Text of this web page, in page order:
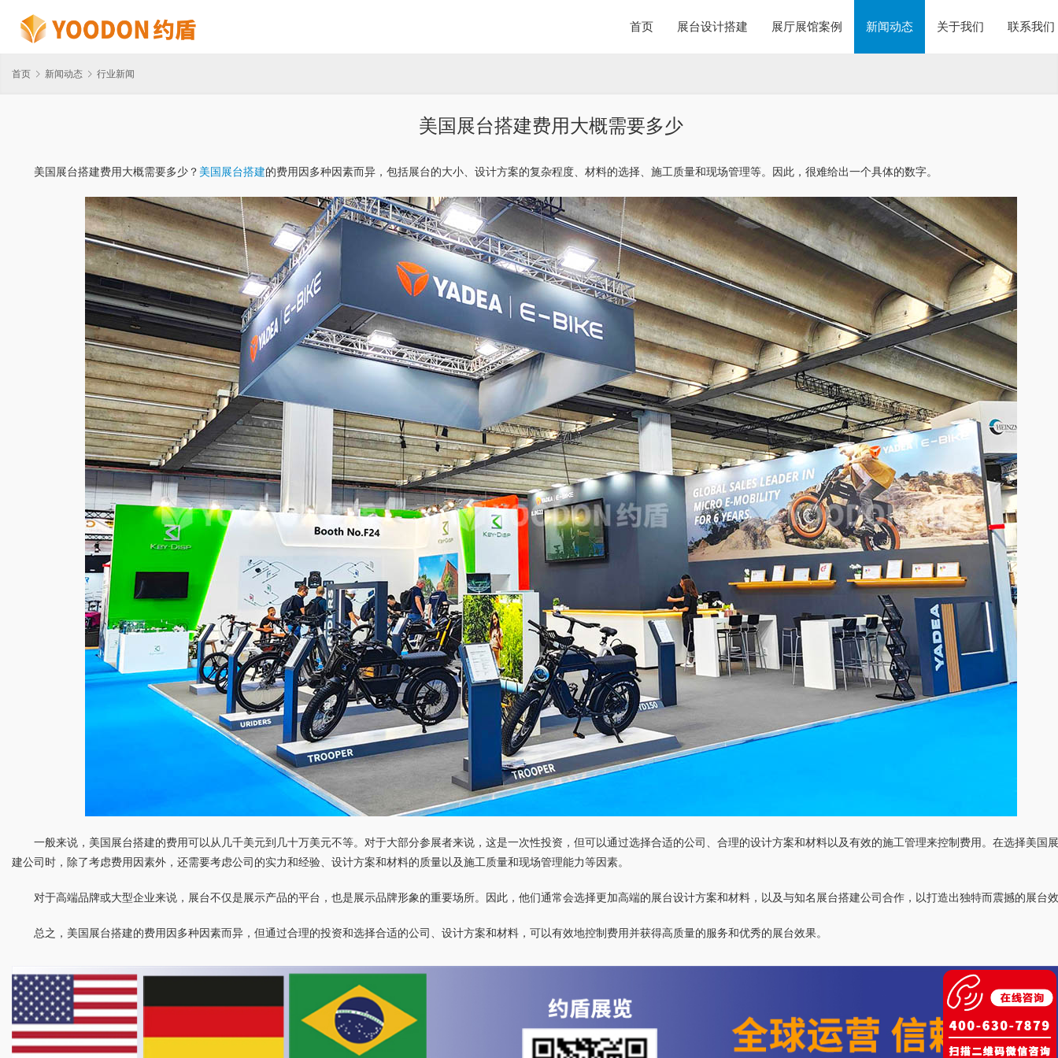
首页 展台设计搭建 展厅展馆案例 新闻动态 关于我们 联系我们
首页 新闻动态 行业新闻
美国展台搭建费用大概需要多少
美国展台搭建费用大概需要多少？ 美国展台搭建的费用因多种因素而异，包括展台的大小、设计方案的复杂程度、材料的选择、施工质量和现场管理等。因此，很难给出一个具体的数字。
一般来说，美国展台搭建的费用可以从几千美元到几十万美元不等。对于大部分参展者来说，这是一次性投资，但可以通过选择合适的公司、合理的设计方案和材料以及有效的施工管理来控制费用。在选择美国
建公司时，除了考虑费用因素外，还需要考虑公司的实力和经验、设计方案和材料的质量以及施工质量和现场管理能力等因素。
对于高端品牌或大型企业来说，展台不仅是展示产品的平台，也是展示品牌形象的重要场所。因此，他们通常会选择更加高端的展台设计方案和材料，以及与知名展台搭建公司合作，以打造出独特而震撼的展台
总之，美国展台搭建的费用因多种因素而异，但通过合理的投资和选择合适的公司、设计方案和材料，可以有效地控制费用并获得高质量的服务和优秀的展台效果。